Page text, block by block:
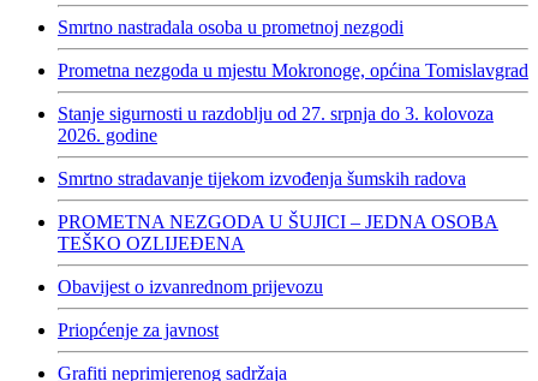
Smrtno nastradala osoba u prometnoj nezgodi
Prometna nezgoda u mjestu Mokronoge, općina Tomislavgrad
Stanje sigurnosti u razdoblju od 27. srpnja do 3. kolovoza
2026. godine
Smrtno stradavanje tijekom izvođenja šumskih radova
PROMETNA NEZGODA U ŠUJICI – JEDNA OSOBA
TEŠKO OZLIJEĐENA
Obavijest o izvanrednom prijevozu
Priopćenje za javnost
Grafiti neprimjerenog sadržaja